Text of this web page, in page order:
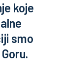
koje
smo